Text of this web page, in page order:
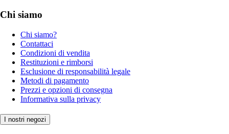
Chi siamo
Chi siamo?
Contattaci
Condizioni di vendita
Restituzioni e rimborsi
Esclusione di responsabilità legale
Metodi di pagamento
Prezzi e opzioni di consegna
Informativa sulla privacy
I nostri negozi